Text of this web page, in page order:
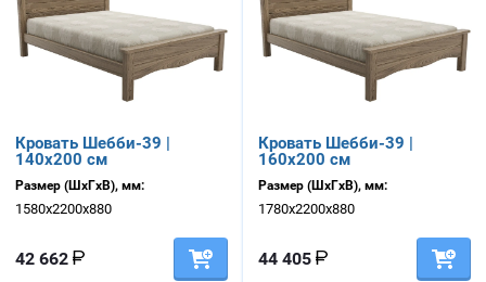
Кровать Шебби-39 |
140х200 см
Размер (ШхГхВ), мм:
1580х2200х880
42 662
Кровать Шебби-39 |
160х200 см
Размер (ШхГхВ), мм:
1780х2200х880
44 405